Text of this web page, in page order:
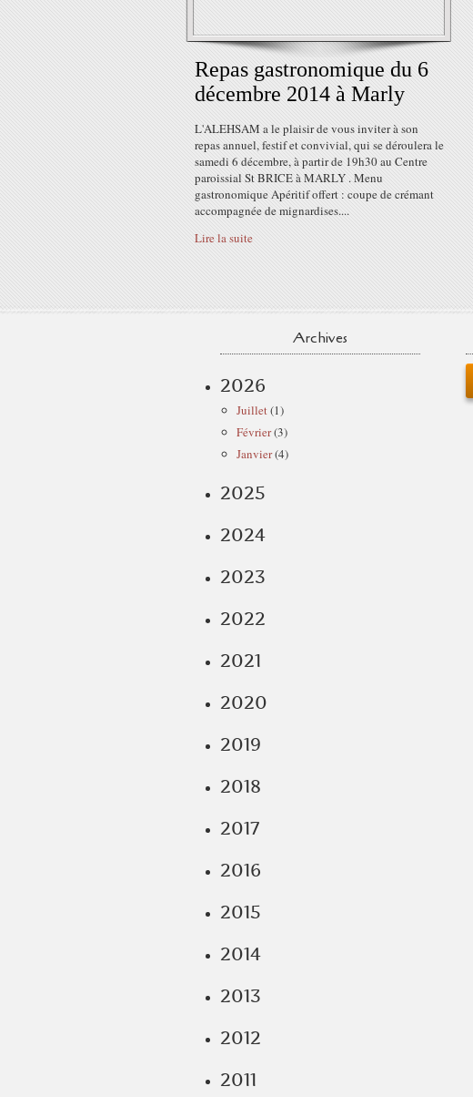
Repas gastronomique du 6
décembre 2014 à Marly
L'ALEHSAM a le plaisir de vous inviter à son
repas annuel, festif et convivial, qui se déroulera le
samedi 6 décembre, à partir de 19h30 au Centre
paroissial St BRICE à MARLY . Menu
gastronomique Apéritif offert : coupe de crémant
accompagnée de mignardises....
Lire la suite
Archives
2026
Juillet(1)
Février(3)
Janvier(4)
2025
2024
2023
2022
2021
2020
2019
2018
2017
2016
2015
2014
2013
2012
2011